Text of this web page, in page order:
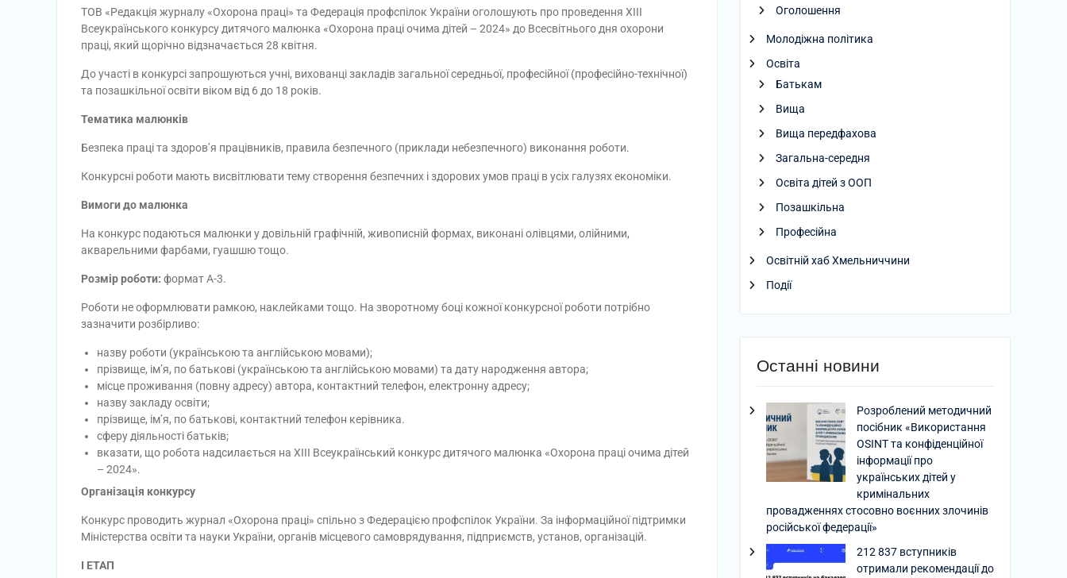
ТОВ «Редакція журналу «Охорона праці» та Федерація профспілок України оголошують про проведення XIII
Всеукраїнського конкурсу дитячого малюнка «Охорона праці очима дітей – 2024» до Всесвітнього дня охорони
праці, який щорічно відзначається 28 квітня.
До участі в конкурсі запрошуються учні, вихованці закладів загальної середньої, професійної (професійно-технічної)
та позашкільної освіти віком від 6 до 18 років.
Тематика малюнків
Безпека праці та здоров’я працівників, правила безпечного (приклади небезпечного) виконання роботи.
Конкурсні роботи мають висвітлювати тему створення безпечних і здорових умов праці в усіх галузях економіки.
Вимоги до малюнка
На конкурс подаються малюнки у довільній графічній, живописній формах, виконані олівцями, олійними,
акварельними фарбами, гуашшю тощо.
Розмір роботи: формат А-3.
Роботи не оформлювати рамкою, наклейками тощо. На зворотному боці кожної конкурсної роботи потрібно
зазначити розбірливо:
назву роботи (українською та англійською мовами);
прізвище, ім’я, по батькові (українською та англійською мовами) та дату народження автора;
місце проживання (повну адресу) автора, контактний телефон, електронну адресу;
назву закладу освіти;
прізвище, ім’я, по батькові, контактний телефон керівника.
сферу діяльності батьків;
вказати, що робота надсилається на ХІIІ Всеукраїнський конкурс дитячого малюнка «Охорона праці очима дітей
– 2024».
Організація конкурсу
Конкурс проводить журнал «Охорона праці» спільно з Федерацією профспілок України. За інформаційної підтримки
Міністерства освіти та науки України, органів місцевого самоврядування, підприємств, установ, організацій.
I ЕТАП
Оголошення
Молодіжна політика
Освіта
Батькам
Вища
Вища передфахова
Загальна-середня
Освіта дітей з ООП
Позашкільна
Професійна
Освітній хаб Хмельниччини
Події
Останні новини
Розроблений методичний
посібник «Використання
OSINT та конфіденційної
інформації про
українських дітей у
кримінальних
провадженнях стосовно воєнних злочинів
російської федерації»
212 837 вступників
отримали рекомендації до